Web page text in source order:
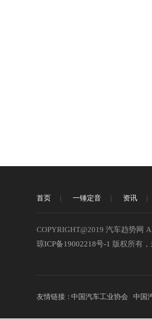
首页 一锤定音 资讯
COPYRIGHT@2019 汽车趋势网
琼ICP备19002218号-1 版权所有
友情链接：中国汽车工业协会 中国